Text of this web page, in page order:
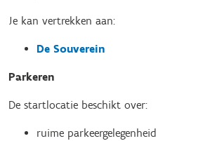
Je kan vertrekken aan:
De Souverein
Parkeren
De startlocatie beschikt over:
ruime parkeergelegenheid